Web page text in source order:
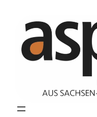
Inhalt
springen